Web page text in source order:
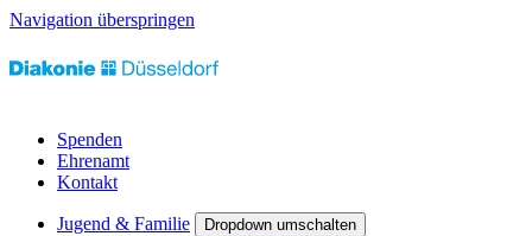
Navigation überspringen
Spenden
Ehrenamt
Kontakt
Jugend & Familie Dropdown umschalten